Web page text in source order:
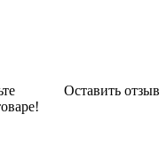
Оставить отзыв